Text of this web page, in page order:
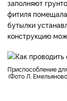
заполняют
фитиля
бутылки
конструкцию
приспособление
Фото Л.